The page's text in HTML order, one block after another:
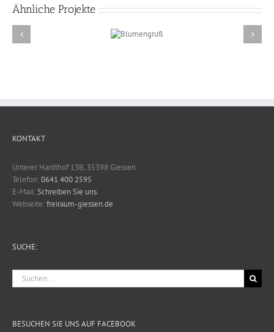
Ähnliche Projekte
KONTAKT
Unterer Hardthof 13B, 35398 Giessen
Telefon:0641 400 2595
E-Mail:Schreiben Sie uns.
Webseite:freiraum-giessen.de
SUCHE:
Suche
nach:
BESUCHEN SIE UNS AUF FACEBOOK